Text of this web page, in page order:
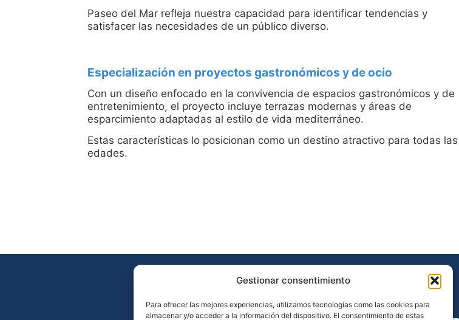
Gestionar consentimiento
Para ofrecer las mejores experiencias, utilizamos tecnologías como las cookies para
almacenar y/o acceder a la información del dispositivo. El consentimiento de estas
Paseo del Mar refleja nuestra capacidad para identificar tendencias y
satisfacer las necesidades de un público diverso.
Especialización en proyectos gastronómicos y de ocio
Con un diseño enfocado en la convivencia de espacios gastronómicos y de
entretenimiento, el proyecto incluye terrazas modernas y áreas de
esparcimiento adaptadas al estilo de vida mediterráneo.
Estas características lo posicionan como un destino atractivo para todas las
edades.